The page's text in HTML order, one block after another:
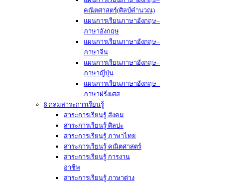
คณิตศาสตร์(ศิลป์คำนวณ)
แผนการเรียนภาษาอังกฤษ–
ภาษาอังกฤษ
แผนการเรียนภาษาอังกฤษ–
ภาษาจีน
แผนการเรียนภาษาอังกฤษ–
ภาษาญี่ปุ่น
แผนการเรียนภาษาอังกฤษ–
ภาษาฝรั่งเศส
8 กล่มสาระการเรียนรู้
สาระการเรียนรู้ สังคม
สาระการเรียนรู้ ศิลปะ
สาระการเรียนรู้ ภาษาไทย
สาระการเรียนรู้ คณิตศาสตร์
สาระการเรียนรู้ การงาน
อาชีพ
สาระการเรียนรู้ ภาษาต่าง